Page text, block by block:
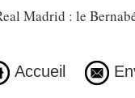
Madrid : le
Accueil